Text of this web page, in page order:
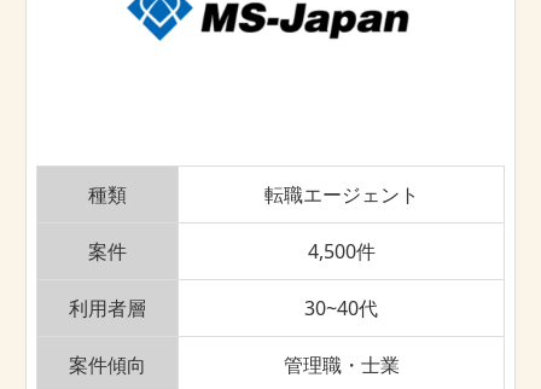
種類 転職エージェント
案件 4,500件
利用者層 30~40代
案件傾向 管理職・士業